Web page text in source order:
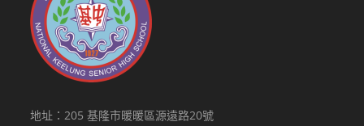
地址：205 基隆市暖暖區源遠路20號